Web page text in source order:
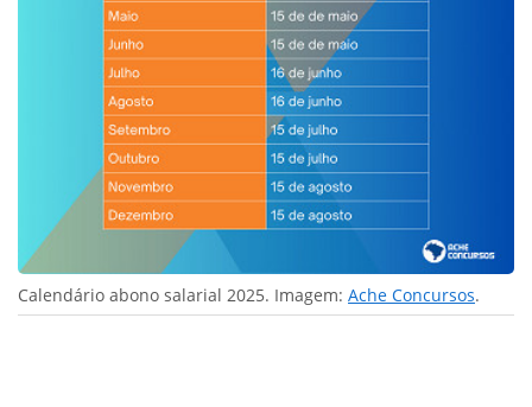
Calendário abono salarial 2025. Imagem: Ache Concursos.